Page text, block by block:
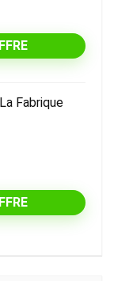
Fabrique